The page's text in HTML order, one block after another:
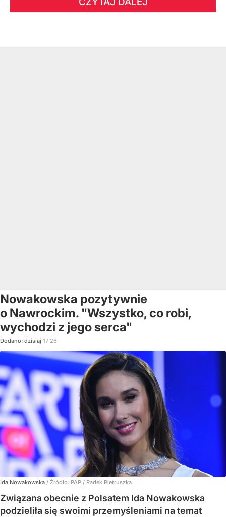
Nowakowska pozytywnie
o Nawrockim. "Wszystko, co robi,
wychodzi z jego serca"
Dodano: dzisiaj 17:26
Ida Nowakowska / Źródło: PAP / Radek Pietruszka
Związana obecnie z Polsatem Ida Nowakowska
podzieliła się swoimi przemyśleniami na temat